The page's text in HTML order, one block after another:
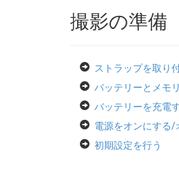
撮影の準備
ストラップを取り
バッテリーとメモ
バッテリーを充電
電源をオンにする/
初期設定を行う